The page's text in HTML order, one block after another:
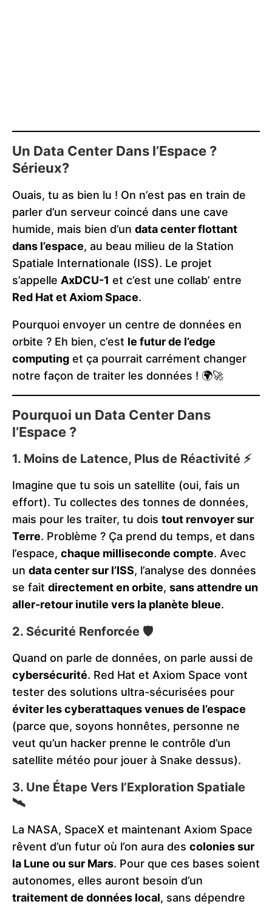
Un Data Center Dans l’Espace ?
Sérieux?
Ouais, tu as bien lu ! On n’est pas en train de
parler d’un serveur coincé dans une cave
humide, mais bien d’un data center flottant
dans l’espace, au beau milieu de la Station
Spatiale Internationale (ISS). Le projet
s’appelle AxDCU-1 et c’est une collab’ entre
Red Hat et Axiom Space.
Pourquoi envoyer un centre de données en
orbite ? Eh bien, c’est le futur de l’edge
computing et ça pourrait carrément changer
notre façon de traiter les données ! 🌍🚀
Pourquoi un Data Center Dans
l’Espace ?
1. Moins de Latence, Plus de Réactivité ⚡
Imagine que tu sois un satellite (oui, fais un
effort). Tu collectes des tonnes de données,
mais pour les traiter, tu dois tout renvoyer sur
Terre. Problème ? Ça prend du temps, et dans
l’espace, chaque milliseconde compte. Avec
un data center sur l’ISS, l’analyse des données
se fait directement en orbite, sans attendre un
aller-retour inutile vers la planète bleue.
2. Sécurité Renforcée 🛡️
Quand on parle de données, on parle aussi de
cybersécurité. Red Hat et Axiom Space vont
tester des solutions ultra-sécurisées pour
éviter les cyberattaques venues de l’espace
(parce que, soyons honnêtes, personne ne
veut qu’un hacker prenne le contrôle d’un
satellite météo pour jouer à Snake dessus).
3. Une Étape Vers l’Exploration Spatiale
🛰️
La NASA, SpaceX et maintenant Axiom Space
rêvent d’un futur où l’on aura des colonies sur
la Lune ou sur Mars. Pour que ces bases soient
autonomes, elles auront besoin d’un
traitement de données local, sans dépendre